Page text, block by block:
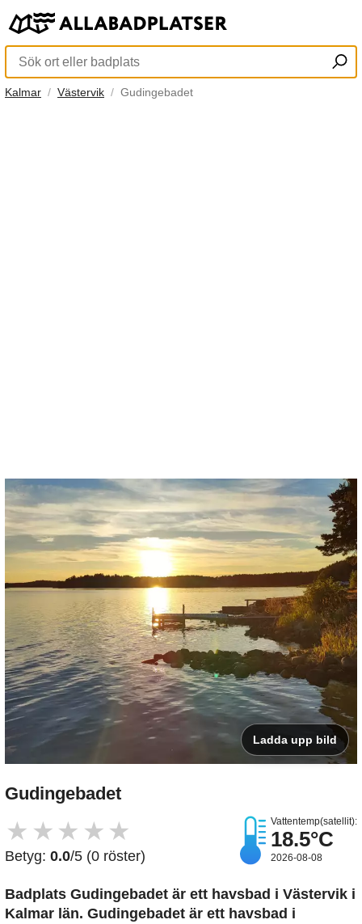
Kalmar Västervik Gudingebadet
Ladda upp bild
Gudingebadet
★ ★ ★ ★ ★
Betyg: 0.0/5 (0 röster)
Vattentemp(satellit):
18.5°C
2026-08-08
Badplats Gudingebadet är ett havsbad i Västervik i
Kalmar län. Gudingebadet är ett havsbad i